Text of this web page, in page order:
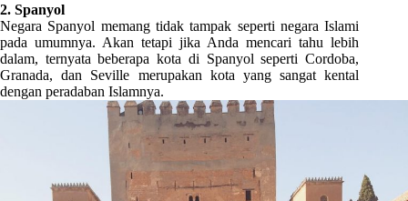
2. Spanyol
Negara Spanyol memang tidak tampak seperti negara Islami
pada umumnya. Akan tetapi jika Anda mencari tahu lebih
dalam, ternyata beberapa kota di Spanyol seperti Cordoba,
Granada, dan Seville merupakan kota yang sangat kental
dengan peradaban Islamnya.